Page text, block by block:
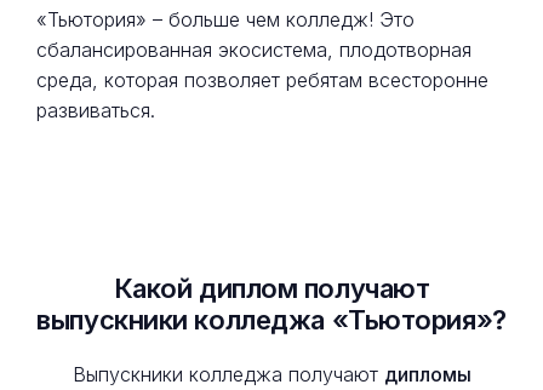
«Тьютория» – больше чем колледж! Это
сбалансированная экосистема, плодотворная
среда, которая позволяет ребятам всесторонне
развиваться.
Какой диплом получают
выпускники колледжа «Тьютория»?
Выпускники колледжа получают дипломы